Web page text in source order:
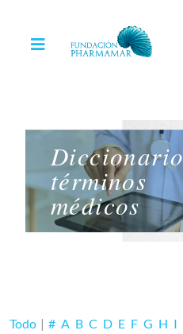
Diccionario
términos
médicos
Todo | # A B C D E F G H I